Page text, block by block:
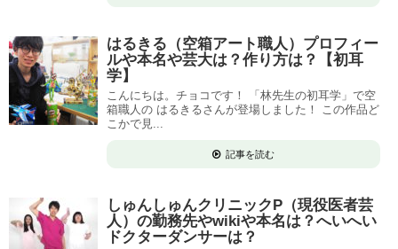
はるきる（空箱アート職人）プロフィー
ルや本名や芸大は？作り方は？【初耳
学】
こんにちは。チョコです！ 「林先生の初耳学」で空
箱職人の はるきるさんが登場しました！ この作品ど
こかで見...
記事を読む
しゅんしゅんクリニックP（現役医者芸
人）の勤務先やwikiや本名は？へいへい
ドクターダンサーは？